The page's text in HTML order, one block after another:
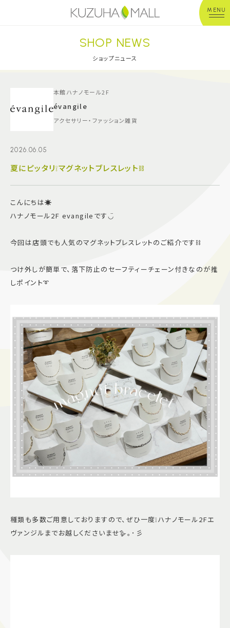
MENU
年中無休平 日：10:00~20:00
※店舗により異なる
ショップガイド
グルメ＆フード
イベント
キッズ＆ベビー
施設案内
アクセス＆駐車場
サイトマップ
プライバシーポリシー
Follow US
SHOP NEWS
ショップニュース
本館ハナノモール2F
évangile
アクセサリー・ファッション雑貨
2026.06.05
夏にピッタリ❕マグネットブレスレット⛓️
こんにちは☀️
ハナノモール2F evangileです◡̈
今回は店頭でも人気のマグネットブレスレットのご紹介です⛓️
つけ外しが簡単で、落下防止のセーフティーチェーン付きなのが推
しポイント➰
種類も多数ご用意しておりますので、ぜひ一度❕ハナノモール2Fエ
ヴァンジルまでお越しくださいませ🪿｡･彡